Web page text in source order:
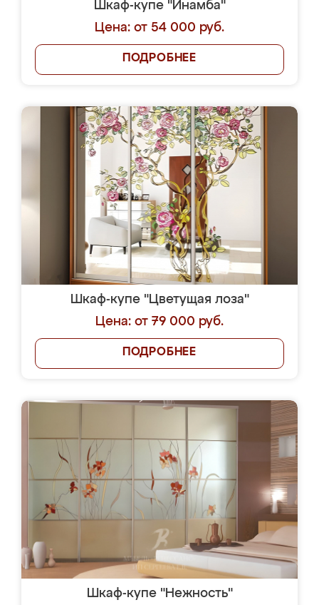
Шкаф-купе "Инамба"
Цена: от 54 000 руб.
ПОДРОБНЕЕ
Шкаф-купе "Цветущая лоза"
Цена: от 79 000 руб.
ПОДРОБНЕЕ
Шкаф-купе "Нежность"